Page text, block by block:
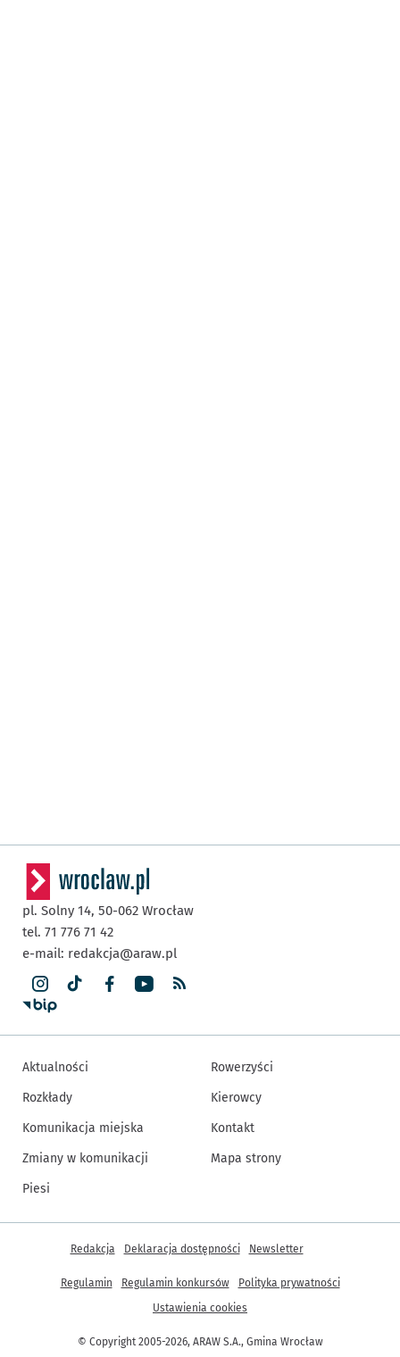
pl. Solny 14, 50-062 Wrocław
tel. 71 776 71 42
e-mail: redakcja@araw.pl
Aktualności
Rozkłady
Komunikacja miejska
Zmiany w komunikacji
Piesi
Rowerzyści
Kierowcy
Kontakt
Mapa strony
© Copyright 2005-2026, ARAW S.A., Gmina Wrocław
Inne informacje
Redakcja Deklaracja dostępności Newsletter
Regulamin Regulamin konkursów
Polityka prywatności
Ustawienia cookies